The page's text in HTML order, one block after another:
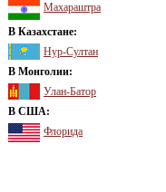
Махараштра
В Казахстане:
Нур-Султан
В Монголии:
Улан-Батор
В США:
Флорида